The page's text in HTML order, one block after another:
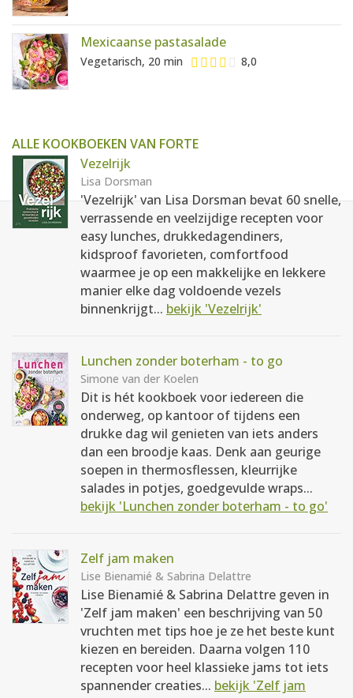
Mexicaanse pastasalade
Vegetarisch, 20 min 8,0
ALLE KOOKBOEKEN VAN FORTE
Vezelrijk
Lisa Dorsman
'Vezelrijk' van Lisa Dorsman bevat 60 snelle,
verrassende en veelzijdige recepten voor
easy lunches, drukkedagendiners,
kidsproof favorieten, comfortfood
waarmee je op een makkelijke en lekkere
manier elke dag voldoende vezels
binnenkrijgt... bekijk 'Vezelrijk'
Lunchen zonder boterham - to go
Simone van der Koelen
Dit is hét kookboek voor iedereen die
onderweg, op kantoor of tijdens een
drukke dag wil genieten van iets anders
dan een broodje kaas. Denk aan geurige
soepen in thermosflessen, kleurrijke
salades in potjes, goedgevulde wraps...
bekijk 'Lunchen zonder boterham - to go'
Zelf jam maken
Lise Bienamié & Sabrina Delattre
Lise Bienamié & Sabrina Delattre geven in
'Zelf jam maken' een beschrijving van 50
vruchten met tips hoe je ze het beste kunt
kiezen en bereiden. Daarna volgen 110
recepten voor heel klassieke jams tot iets
spannender creaties... bekijk 'Zelf jam